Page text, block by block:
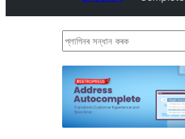
প্লাগিনৰ
কৰক